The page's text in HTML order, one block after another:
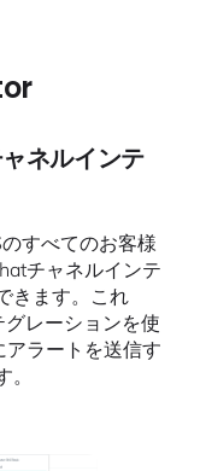
ネルインテ
すべてのお客様
チャネルインテ
きます。これ
レーションを使
ラートを送信す